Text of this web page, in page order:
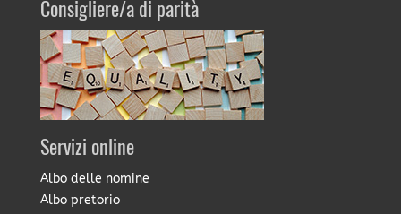
Consigliere/a di parità
Servizi online
Albo delle nomine
Albo pretorio